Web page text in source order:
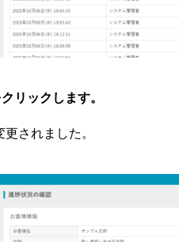
リックします。
されました。